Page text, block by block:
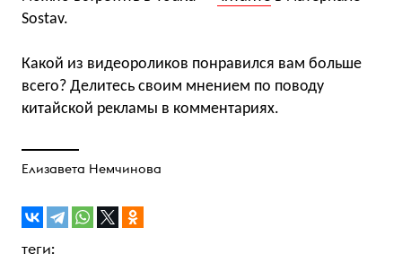
Sostav.
Какой из видеороликов понравился вам больше
всего? Делитесь своим мнением по поводу
китайской рекламы в комментариях.
Елизавета Немчинова